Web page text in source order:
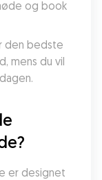
og book
den bedste
mens du vil
er designet